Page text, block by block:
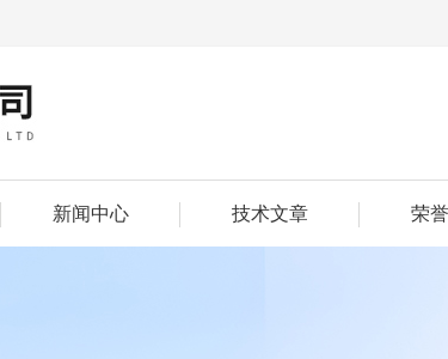
新闻中心 技术文章 荣